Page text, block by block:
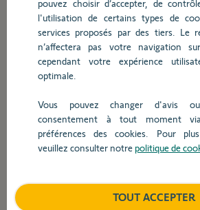
Connectez-vous pour afficher
1871290
Ysia 16 Patio io
pouvez choisir d’accepter, de
l'utilisation de certains types de
services proposés par des tiers. Le
n’affectera pas votre navigation
cependant votre expérience
optimale.
Vous pouvez changer d'avis
consentement à tout moment
préférences des cookies. Pour plus
veuillez consulter notre politique de
TOUT ACCEPTER